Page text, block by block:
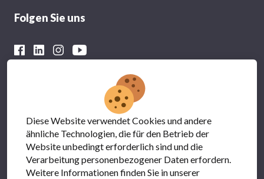
Folgen Sie uns
Mit der finanziellen Unterstützung von
Diese Website verwendet Cookies und andere
ähnliche Technologien, die für den Betrieb der
Website unbedingt erforderlich sind und die
Verarbeitung personenbezogener Daten erfordern.
Weitere Informationen finden Sie in unserer